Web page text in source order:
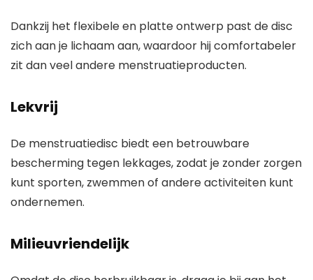
Dankzij het flexibele en platte ontwerp past de disc
zich aan je lichaam aan, waardoor hij comfortabeler
zit dan veel andere menstruatieproducten.
Lekvrij
De menstruatiedisc biedt een betrouwbare
bescherming tegen lekkages, zodat je zonder zorgen
kunt sporten, zwemmen of andere activiteiten kunt
ondernemen.
Milieuvriendelijk